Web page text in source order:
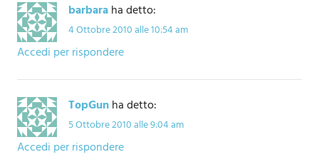
barbaraha detto:
4 Ottobre 2010 alle 10:54 am
Accedi per rispondere
TopGunha detto:
5 Ottobre 2010 alle 9:04 am
Accedi per rispondere